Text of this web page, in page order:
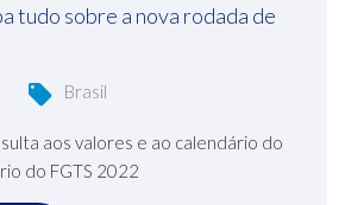
tudo sobre a nova rodada de
Brasil
aos valores e ao calendário do
do FGTS 2022